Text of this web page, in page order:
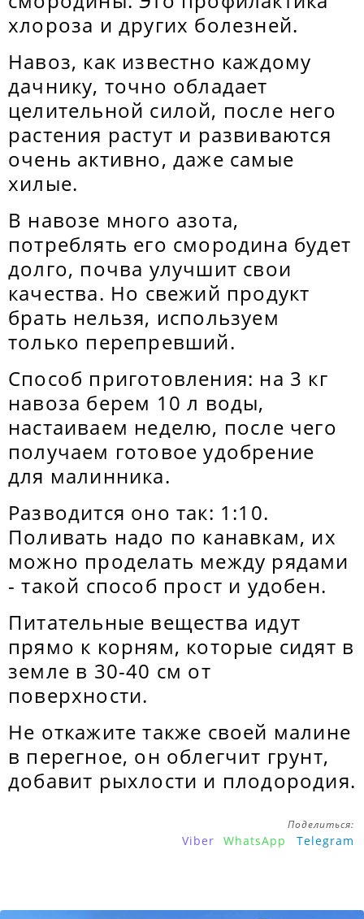
хлороза и других болезней.
Навоз, как известно каждому
дачнику, точно обладает
целительной силой, после него
растения растут и развиваются
очень активно, даже самые
хилые.
В навозе много азота,
потреблять его смородина будет
долго, почва улучшит свои
качества. Но свежий продукт
брать нельзя, используем
только перепревший.
Способ приготовления: на 3 кг
навоза берем 10 л воды,
настаиваем неделю, после чего
получаем готовое удобрение
для малинника.
Разводится оно так: 1:10.
Поливать надо по канавкам, их
можно проделать между рядами
- такой способ прост и удобен.
Питательные вещества идут
прямо к корням, которые сидят в
земле в 30-40 см от
поверхности.
Не откажите также своей малине
в перегное, он облегчит грунт,
добавит рыхлости и плодородия.
Поделиться:
Viber WhatsApp Telegram